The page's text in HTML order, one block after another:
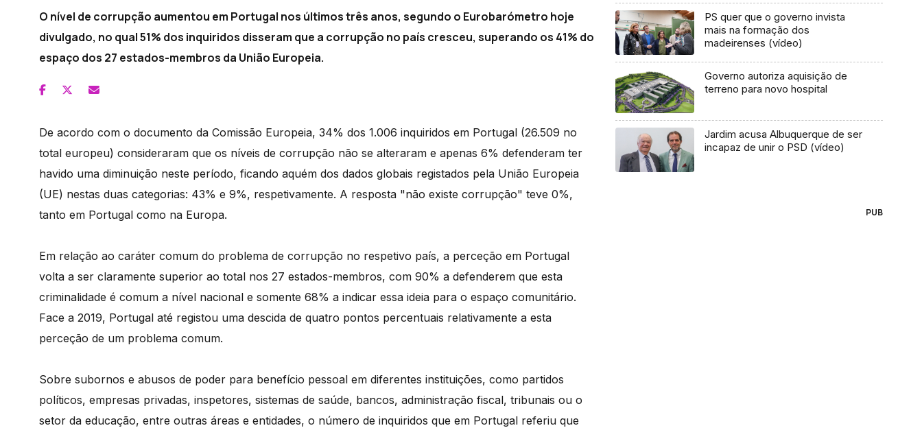
O nível de corrupção aumentou em Portugal nos últimos três anos, segundo o Eurobarómetro hoje
divulgado, no qual 51% dos inquiridos disseram que a corrupção no país cresceu, superando os 41% do
espaço dos 27 estados-membros da União Europeia.
De acordo com o documento da Comissão Europeia, 34% dos 1.006 inquiridos em Portugal (26.509 no
total europeu) consideraram que os níveis de corrupção não se alteraram e apenas 6% defenderam ter
havido uma diminuição neste período, ficando aquém dos dados globais registados pela União Europeia
(UE) nestas duas categorias: 43% e 9%, respetivamente. A resposta "não existe corrupção" teve 0%,
tanto em Portugal como na Europa.
Em relação ao caráter comum do problema de corrupção no respetivo país, a perceção em Portugal
volta a ser claramente superior ao total nos 27 estados-membros, com 90% a defenderem que esta
criminalidade é comum a nível nacional e somente 68% a indicar essa ideia para o espaço comunitário.
Face a 2019, Portugal até registou uma descida de quatro pontos percentuais relativamente a esta
perceção de um problema comum.
Sobre subornos e abusos de poder para benefício pessoal em diferentes instituições, como partidos
políticos, empresas privadas, inspetores, sistemas de saúde, bancos, administração fiscal, tribunais ou o
setor da educação, entre outras áreas e entidades, o número de inquiridos que em Portugal referiu que
PS quer que o governo invista
mais na formação dos
madeirenses (vídeo)
Governo autoriza aquisição de
terreno para novo hospital
Jardim acusa Albuquerque de ser
incapaz de unir o PSD (vídeo)
PUB